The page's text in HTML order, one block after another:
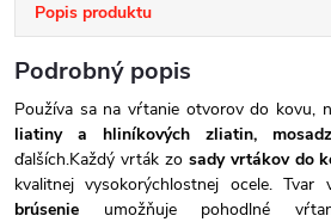
Popis produktu
Podrobný popis
Používa sa na vŕtanie otvorov do kovu,
liatiny a hliníkových zliatin,
ďalších.Každý vrták zo sady vrtákov do
kvalitnej vysokorýchlostnej ocele. Tvar
brúsenie umožňuje pohodlné